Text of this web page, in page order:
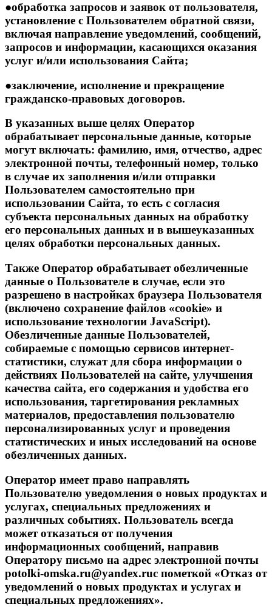
●обработка запросов и заявок от пользователя,
установление с Пользователем обратной связи,
включая направление уведомлений, сообщений,
запросов и информации, касающихся оказания
услуг и/или использования Сайта;
●заключение, исполнение и прекращение
гражданско-правовых договоров.
В указанных выше целях Оператор
обрабатывает персональные данные, которые
могут включать: фамилию, имя, отчество, адрес
электронной почты, телефонный номер, только
в случае их заполнения и/или отправки
Пользователем самостоятельно при
использовании Сайта, то есть с согласия
субъекта персональных данных на обработку
его персональных данных и в вышеуказанных
целях обработки персональных данных.
Также Оператор обрабатывает обезличенные
данные о Пользователе в случае, если это
разрешено в настройках браузера Пользователя
(включено сохранение файлов «cookie» и
использование технологии JavaScript).
Обезличенные данные Пользователей,
собираемые с помощью сервисов интернет-
статистики, служат для сбора информации о
действиях Пользователей на сайте, улучшения
качества сайта, его содержания и удобства его
использования, таргетирования рекламных
материалов, предоставления пользователю
персонализированных услуг и проведения
статистических и иных исследований на основе
обезличенных данных.
Оператор имеет право направлять
Пользователю уведомления о новых продуктах и
услугах, специальных предложениях и
различных событиях. Пользователь всегда
может отказаться от получения
информационных сообщений, направив
Оператору письмо на адрес электронной почты
potolki-omska.ru@yandex.ruс пометкой «Отказ от
уведомлений о новых продуктах и услугах и
специальных предложениях».